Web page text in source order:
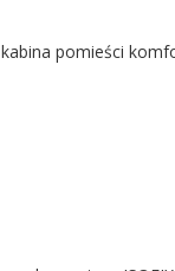
pomieści